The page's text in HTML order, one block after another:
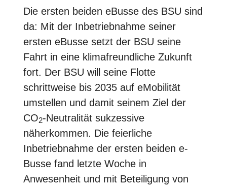
Die ersten beiden eBusse des BSU sind
da: Mit der Inbetriebnahme seiner
ersten eBusse setzt der BSU seine
Fahrt in eine klimafreundliche Zukunft
fort. Der BSU will seine Flotte
schrittweise bis 2035 auf eMobilität
umstellen und damit seinem Ziel der
CO2-Neutralität sukzessive
näherkommen. Die feierliche
Inbetriebnahme der ersten beiden e-
Busse fand letzte Woche in
Anwesenheit und mit Beteiligung von